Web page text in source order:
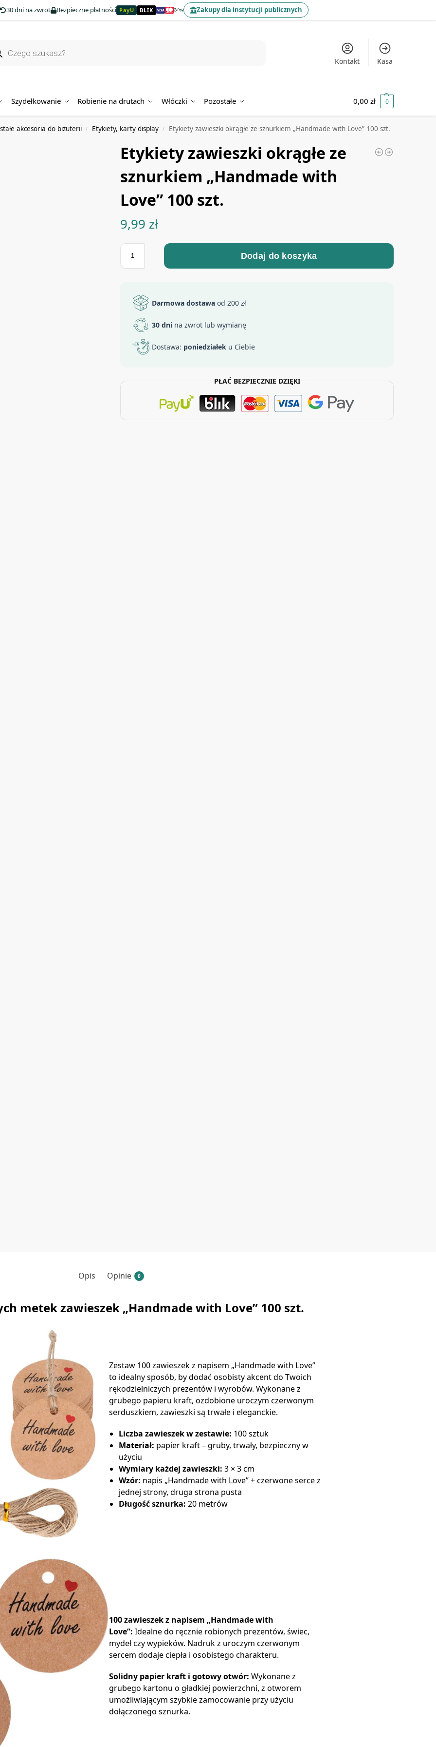
30 dni na zwrot Bezpieczne płatności PayU BLIK Zakupy dla instytucji publicznych
Kontakt Kasa
Szydełkowanie Robienie na drutach Włóczki Pozostałe 0,00 zł 0
akcesoria do biżuterii / Etykiety, karty display / Etykiety zawieszki okrągłe ze sznurkiem „Handmade with Love” 100 szt.
Etykiety zawieszki okrągłe ze
sznurkiem „Handmade with
Love” 100 szt.
9,99 zł
Dodaj do koszyka
Darmowa dostawa od 200 zł
30 dni na zwrot lub wymianę
Dostawa: poniedziałek u Ciebie
PŁAĆ BEZPIECZNIE DZIĘKI
Opis Opinie 0
metek zawieszek „Handmade with Love” 100 szt.
Zestaw 100 zawieszek z napisem „Handmade with Love”
to idealny sposób, by dodać osobisty akcent do Twoich
rękodzielniczych prezentów i wyrobów. Wykonane z
grubego papieru kraft, ozdobione uroczym czerwonym
serduszkiem, zawieszki są trwałe i eleganckie.
Liczba zawieszek w zestawie: 100 sztuk
Materiał: papier kraft – gruby, trwały, bezpieczny w
użyciu
Wymiary każdej zawieszki: 3 × 3 cm
Wzór: napis „Handmade with Love” + czerwone serce z
jednej strony, druga strona pusta
Długość sznurka: 20 metrów
100 zawieszek z napisem „Handmade with
Love”: Idealne do ręcznie robionych prezentów, świec,
mydeł czy wypieków. Nadruk z uroczym czerwonym
sercem dodaje ciepła i osobistego charakteru.
Solidny papier kraft i gotowy otwór: Wykonane z
grubego kartonu o gładkiej powierzchni, z otworem
umożliwiającym szybkie zamocowanie przy użyciu
dołączonego sznurka.